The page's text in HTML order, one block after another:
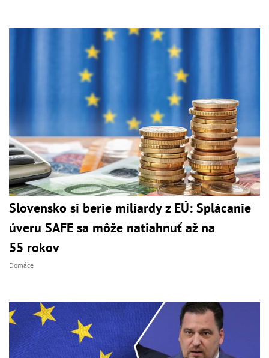
Slovensko si berie miliardy z EÚ: Splácanie
úveru SAFE sa môže natiahnuť až na
55 rokov
Domáce